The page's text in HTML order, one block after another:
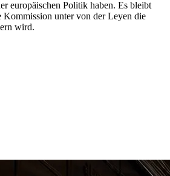
europäischen Politik haben. Es bleibt
Kommission unter von der Leyen die
wird.